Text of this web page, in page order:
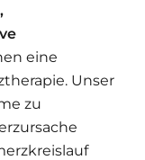
eine
Unser
zu